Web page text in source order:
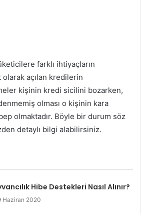
farklı ihtiyaçların
açılan kredilerin
kişinin kredi sicilini bozarken,
olması o kişinin kara
olmaktadır. Böyle bir durum söz
detaylı bilgi alabilirsiniz.
Hibe Destekleri Nasıl Alınır?
Haziran 2020